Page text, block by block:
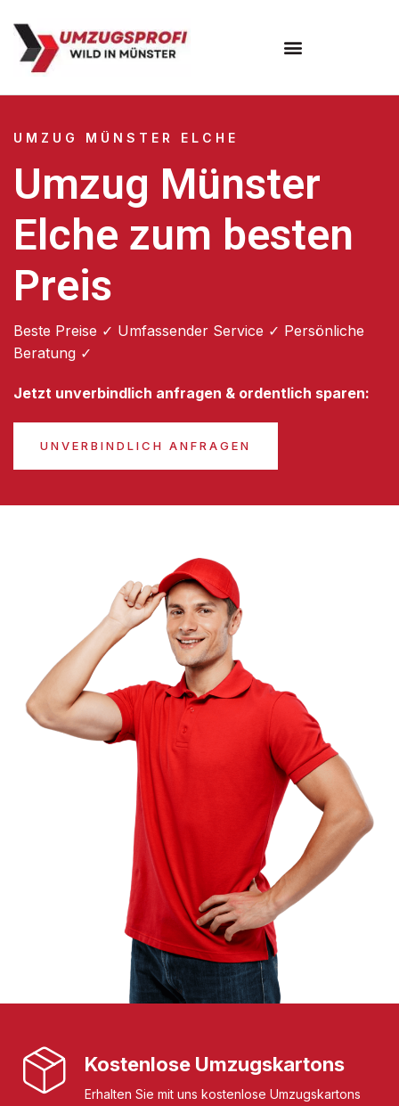
UMZUG MÜNSTER ELCHE
Umzug Münster
Elche zum besten
Preis
Beste Preise ✓ Umfassender Service ✓ Persönliche
Beratung ✓
Jetzt unverbindlich anfragen & ordentlich sparen:
UNVERBINDLICH ANFRAGEN
Kostenlose Umzugskartons
Erhalten Sie mit uns kostenlose Umzugskartons